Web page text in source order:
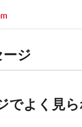
ージ
でよく見